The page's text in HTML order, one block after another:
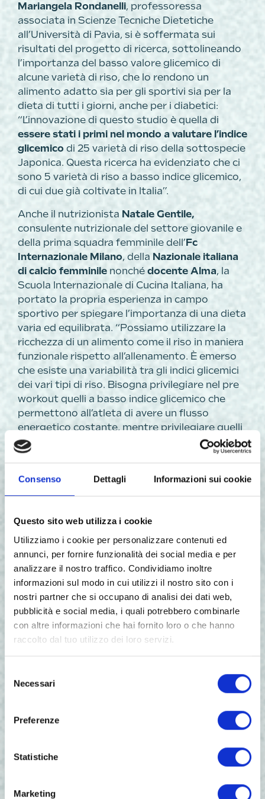
Consenso Dettagli Informazioni sui cookie
Questo sito web utilizza i cookie
Utilizziamo i cookie per personalizzare contenuti ed
annunci, per fornire funzionalità dei social media e per
analizzare il nostro traffico. Condividiamo inoltre
informazioni sul modo in cui utilizzi il nostro sito con i
nostri partner che si occupano di analisi dei dati web,
pubblicità e social media, i quali potrebbero combinarle
con altre informazioni che hai fornito loro o che hanno
raccolto dal tuo utilizzo dei loro servizi.
delNecessari
Preferenze
Statistiche
Marketing
Mariangela Rondanelli, professoressa
associata in Scienze Tecniche Dietetiche
all’Università di Pavia, si è soffermata sui
risultati del progetto di ricerca, sottolineando
l’importanza del basso valore glicemico di
alcune varietà di riso, che lo rendono un
alimento adatto sia per gli sportivi sia per la
dieta di tutti i giorni, anche per i diabetici:
“L’innovazione di questo studio è quella di
essere stati i primi nel mondo a valutare l’indice
glicemico di 25 varietà di riso della sottospecie
Japonica. Questa ricerca ha evidenziato che ci
sono 5 varietà di riso a basso indice glicemico,
di cui due già coltivate in Italia”.
Anche il nutrizionista Natale Gentile,
consulente nutrizionale del settore giovanile e
della prima squadra femminile dell’Fc
Internazionale Milano, della Nazionale italiana
di calcio femminile nonché docente Alma, la
Scuola Internazionale di Cucina Italiana, ha
portato la propria esperienza in campo
sportivo per spiegare l’importanza di una dieta
varia ed equilibrata. “Possiamo utilizzare la
ricchezza di un alimento come il riso in maniera
funzionale rispetto all’allenamento. È emerso
che esiste una variabilità tra gli indici glicemici
dei vari tipi di riso. Bisogna privilegiare nel pre
workout quelli a basso indice glicemico che
permettono all’atleta di avere un flusso
energetico costante, mentre privilegiare quelli
ad alto indice glicemico nell’immediato post
workout allo scopo di favorire il recupero del
con l’allenamento stesso. È fondamentale
variare. La dieta non deve essere percepita
Il riso è un alimento perfetto per l’atleta perché
si sposa con la pratica agonistica”.
Filip Haxhari, breeder e ricercatore dell’Ente
Nazionale Risi, ha raccontato le evidenze della
Ricerca e sulle relative opportunità: “Gli
straordinari risultati che abbiamo ottenuto
non sono il punto di arrivo, bensì il punto di
partenza della ricerca genetica dell’Ente
sostenibile, gustoso e molto sano. Il riso è il
mantenere un fisico da atleta professionista è
una corretta alimentazione è la base, perché il